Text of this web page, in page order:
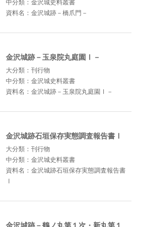
中分類：金沢城史料叢書
資料名：金沢城跡－橋爪門－
金沢城跡－玉泉院丸庭園Ⅰ－
大分類：刊行物
中分類：金沢城史料叢書
資料名：金沢城跡－玉泉院丸庭園Ⅰ－
金沢城跡石垣保存実態調査報告書Ⅰ
大分類：刊行物
中分類：金沢城史料叢書
資料名：金沢城跡石垣保存実態調査報告書
Ⅰ
金沢城跡－鶴ノ丸第１次・新丸第１